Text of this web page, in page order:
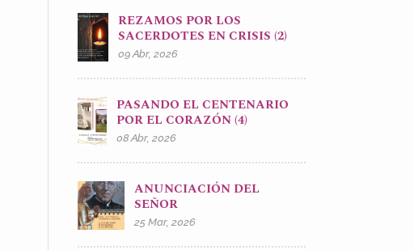
REZAMOS POR LOS
SACERDOTES EN CRISIS (2)
09 Abr, 2026
PASANDO EL CENTENARIO
POR EL CORAZÓN (4)
08 Abr, 2026
ANUNCIACIÓN DEL
SEÑOR
25 Mar, 2026